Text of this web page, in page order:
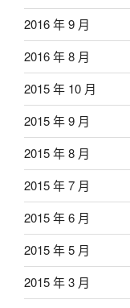
2016 年 9 月
2016 年 8 月
2015 年 10 月
2015 年 9 月
2015 年 8 月
2015 年 7 月
2015 年 6 月
2015 年 5 月
2015 年 3 月